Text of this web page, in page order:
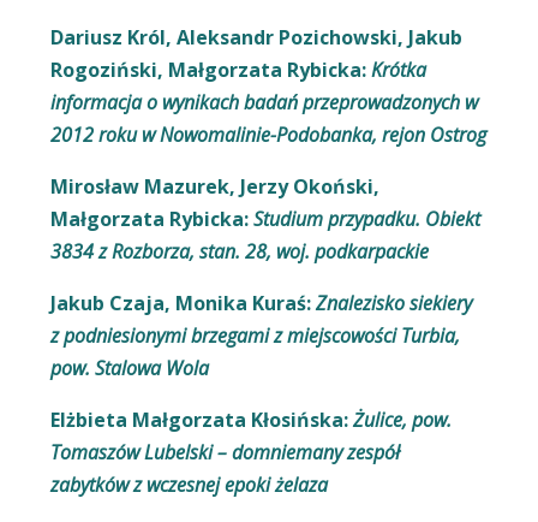
Dariusz Król, Aleksandr Pozichowski, Jakub
Rogoziński, Małgorzata Rybicka:Krótka
informacja o wynikach badań przeprowadzonych w
2012 roku w Nowomalinie-Podobanka, rejon Ostrog
Mirosław Mazurek, Jerzy Okoński,
Małgorzata Rybicka:Studium przypadku. Obiekt
3834 z Rozborza, stan. 28, woj. podkarpackie
Jakub Czaja, Monika Kuraś:Znalezisko siekiery
z podniesionymi brzegami z miejscowości Turbia,
pow. Stalowa Wola
Elżbieta Małgorzata Kłosińska:Żulice, pow.
Tomaszów Lubelski – domniemany zespół
zabytków z wczesnej epoki żelaza